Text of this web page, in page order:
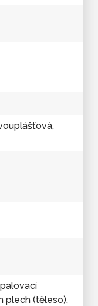
plech (těleso),